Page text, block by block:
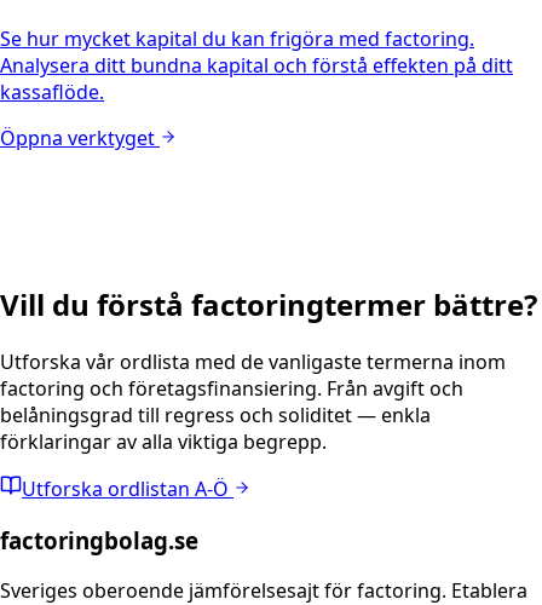
Se hur mycket kapital du kan frigöra med factoring.
Analysera ditt bundna kapital och förstå effekten på ditt
kassaflöde.
Öppna verktyget
Vill du förstå factoringtermer bättre?
Utforska vår ordlista med de vanligaste termerna inom
factoring och företagsfinansiering. Från avgift och
belåningsgrad till regress och soliditet — enkla
förklaringar av alla viktiga begrepp.
Utforska ordlistan A-Ö
factoringbolag.se
Sveriges oberoende jämförelsesajt för factoring. Etablera